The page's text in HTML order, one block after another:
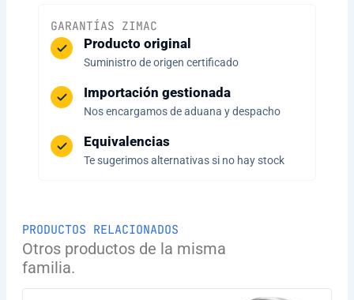
GARANTÍAS ZIMAC
Producto original
Suministro de origen certificado
Importación gestionada
Nos encargamos de aduana y despacho
Equivalencias
Te sugerimos alternativas si no hay stock
PRODUCTOS RELACIONADOS
Otros productos de la misma
familia.